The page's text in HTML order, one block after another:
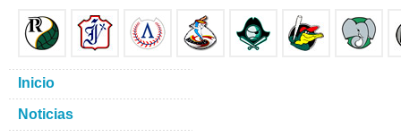
Inicio
Noticias